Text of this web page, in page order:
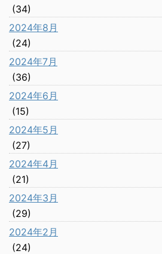
(34)
2024年8月
(24)
2024年7月
(36)
2024年6月
(15)
2024年5月
(27)
2024年4月
(21)
2024年3月
(29)
2024年2月
(24)